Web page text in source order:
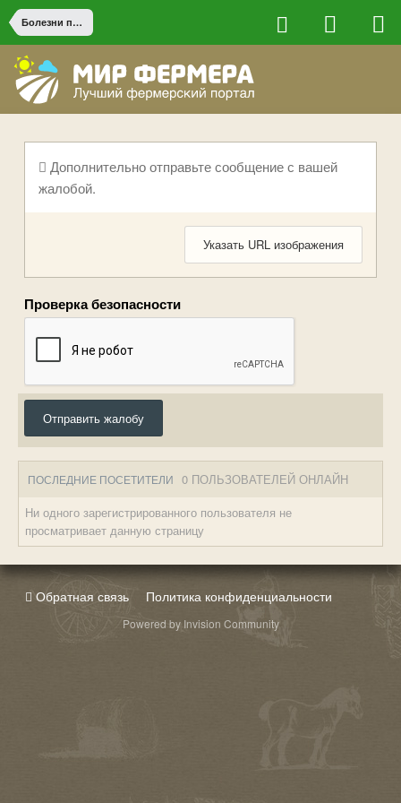
Болезни птицы
Дополнительно отправьте сообщение с вашей
жалобой.
Указать URL изображения
Проверка безопасности
Отправить жалобу
ПОСЛЕДНИЕ ПОСЕТИТЕЛИ 0 ПОЛЬЗОВАТЕЛЕЙ ОНЛАЙН
Ни одного зарегистрированного пользователя не
просматривает данную страницу
Обратная связь Политика конфиденциальности
Powered by Invision Community